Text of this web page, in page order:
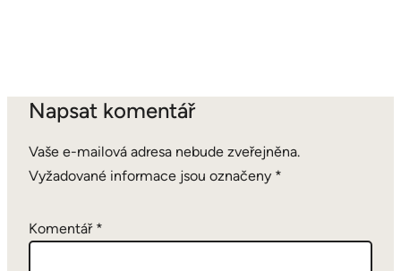
Napsat komentář
Vaše e-mailová adresa nebude zveřejněna.
Vyžadované informace jsou označeny *
Komentář *